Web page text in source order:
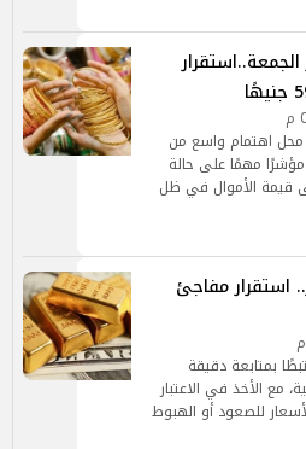
اهتمام واسع من
مؤشرًا مهمًا على حالة
قيمة الأموال في ظل
مفاجئ
بمتابعة دقيقة
مع الأخذ في الاعتبار
للصعود أو الهبوط